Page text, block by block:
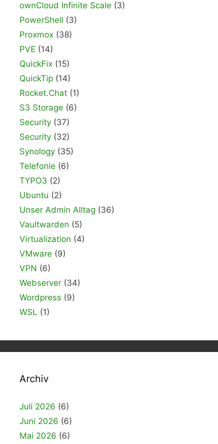
ownCloud Infinite Scale (3)
PowerShell (3)
Proxmox (38)
PVE (14)
QuickFix (15)
QuickTip (14)
Rocket.Chat (1)
S3 Storage (6)
Security (37)
Security (32)
Synology (35)
Telefonie (6)
TYPO3 (2)
Ubuntu (2)
Unser Admin Alltag (36)
Vaultwarden (5)
Virtualization (4)
VMware (9)
VPN (6)
Webserver (34)
Wordpress (9)
WSL (1)
Archiv
Juli 2026 (6)
Juni 2026 (6)
Mai 2026 (6)